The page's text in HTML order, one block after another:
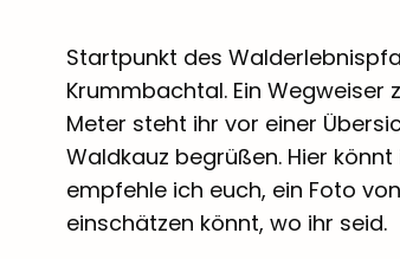
Startpunkt des
Krummbachtal. Ein
Meter steht ihr vor einer
Waldkauz begrüßen. Hier
empfehle ich euch, ein Foto
einschätzen könnt, wo ihr seid.